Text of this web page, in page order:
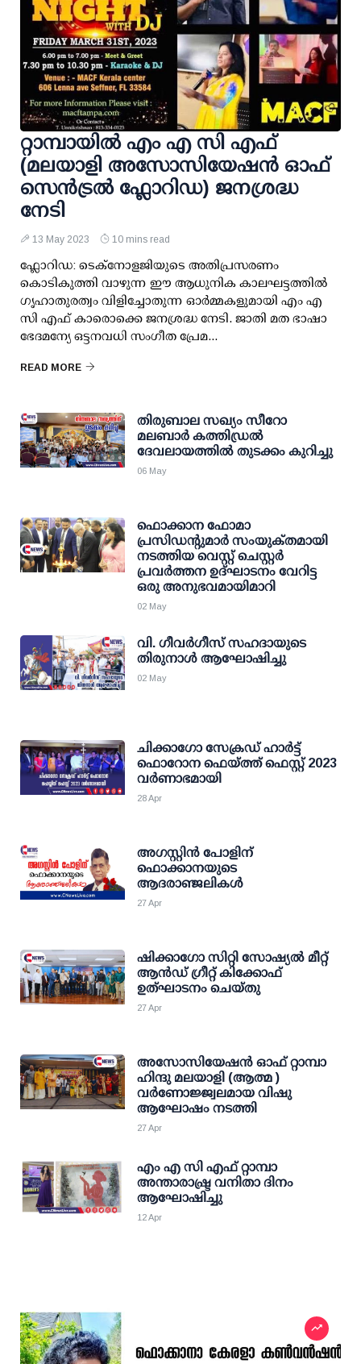
റ്റാമ്പായിൽ എം എ സി എഫ്
(മലയാളി അസോസിയേഷന്‍ ഓഫ്
സെന്‍ട്രല്‍ ഫ്ലോറിഡ) ജനശ്രദ്ധ
നേടി
13 May 2023 10 mins read
ഫ്ലോറിഡ: ടെക്നോളജിയുടെ അതിപ്രസരണം
കൊടികുത്തി വാഴുന്ന ഈ ആധുനിക കാലഘട്ടത്തിൽ
ഗൃഹാതുരത്വം വിളിച്ചോതുന്ന ഓർമ്മകളുമായി എം എ
സി എഫ് കാരൊക്കെ ജനശ്രദ്ധ നേടി. ജാതി മത ഭാഷാ
ഭേദമന്യേ ഒട്ടനവധി സംഗീത പ്രേമ...
READ MORE
തിരുബാല സഖ്യം സീറോ
മലബാർ കത്തിഡ്രൽ
ദേവലായത്തിൽ തുടക്കം കുറിച്ചു
06 May
ഫൊക്കാന ഫോമാ
പ്രസിഡന്റുമാർ സംയുക്‌തമായി
നടത്തിയ വെസ്റ്റ് ചെസ്റ്റർ
പ്രവർത്തന ഉദ്ഘാടനം വേറിട്ട
ഒരു അനുഭവമായിമാറി
02 May
വി. ഗീവർഗീസ് സഹദായുടെ
തിരുനാൾ ആഘോഷിച്ചു
02 May
ചിക്കാഗോ സേക്രഡ് ഹാർട്ട്
ഫൊറോന ഫെയ്ത്ത് ഫെസ്റ്റ് 2023
വർണാഭമായി
28 Apr
അഗസ്റ്റിൻ പോളിന്
ഫൊക്കാനയുടെ
ആദരാഞ്ജലികൾ
27 Apr
ഷിക്കാഗോ സിറ്റി സോഷ്യൽ മീറ്റ്
ആൻഡ് ഗ്രീറ്റ് കിക്കോഫ്
ഉത്ഘാടനം ചെയ്തു
27 Apr
അസോസിയേഷൻ ഓഫ് റ്റാമ്പാ
ഹിന്ദു മലയാളി (ആത്മ )
വർണോജ്ജ്വലമായ വിഷു
ആഘോഷം നടത്തി
27 Apr
എം എ സി എഫ് റ്റാമ്പാ
അന്താരാഷ്ട്ര വനിതാ ദിനം
ആഘോഷിച്ചു
12 Apr